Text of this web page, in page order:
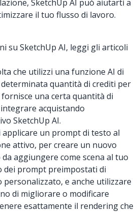
SketchUp AI può aiutarti a
il tuo flusso di lavoro.
su SketchUp AI, leggi gli articoli
che utilizzi una funzione AI di
quantità di crediti per
una certa quantità di
acquistando
SketchUp AI.
applicare un prompt di testo al
attivo, per creare un nuovo
aggiungere come scena al tuo
dei prompt preimpostati di
personalizzato, e anche utilizzare
di migliorare o modificare
esattamente il rendering che